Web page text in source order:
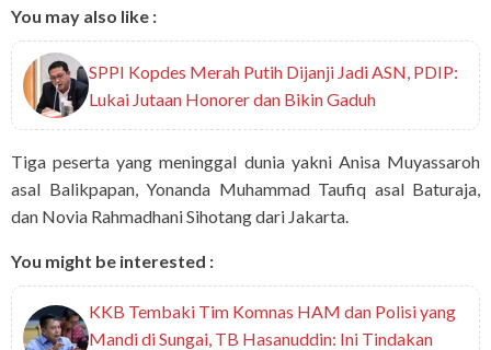
You may also like :
SPPI Kopdes Merah Putih Dijanji Jadi ASN, PDIP:
Lukai Jutaan Honorer dan Bikin Gaduh
Tiga peserta yang meninggal dunia yakni Anisa Muyassaroh
asal Balikpapan, Yonanda Muhammad Taufiq asal Baturaja,
dan Novia Rahmadhani Sihotang dari Jakarta.
You might be interested :
KKB Tembaki Tim Komnas HAM dan Polisi yang
Mandi di Sungai, TB Hasanuddin: Ini Tindakan